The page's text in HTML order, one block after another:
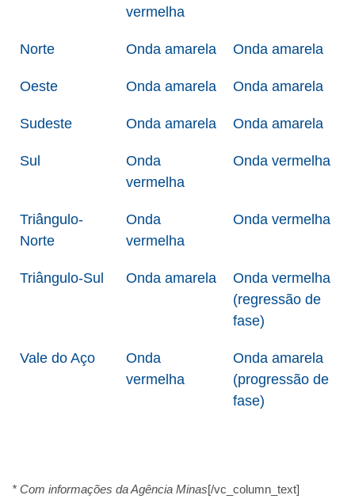
vermelha
Norte Onda amarela Onda amarela
Oeste Onda amarela Onda amarela
Sudeste Onda amarela Onda amarela
Sul
Onda
vermelha
Onda vermelha
Triângulo-
Norte
Onda
vermelha
Onda vermelha
Triângulo-Sul Onda amarela
Onda vermelha
(regressão de
fase)
Vale do Aço
Onda
vermelha
Onda amarela
(progressão de
fase)
* Com informações da Agência Minas[/vc_column_text]